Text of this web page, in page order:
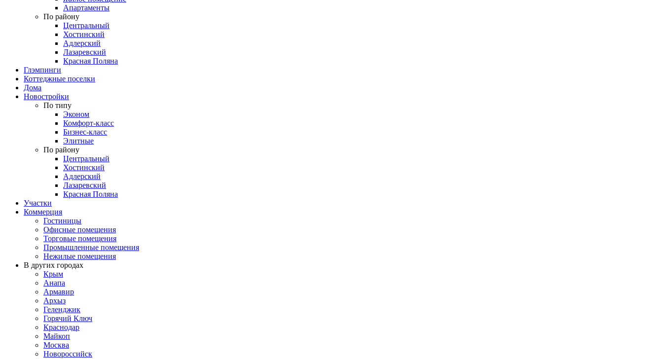
Апартаменты
По району
Центральный
Хостинский
Адлерский
Лазаревский
Красная Поляна
Глэмпинги
Коттеджные поселки
Дома
Новостройки
По типу
Эконом
Комфорт-класс
Бизнес-класс
Элитные
По району
Центральный
Хостинский
Адлерский
Лазаревский
Красная Поляна
Участки
Коммерция
Гостиницы
Офисные помещения
Торговые помещения
Промышленные помещения
Нежилые помещения
В других городах
Крым
Анапа
Армавир
Архыз
Геленджик
Горячий Ключ
Краснодар
Майкоп
Москва
Новороссийск